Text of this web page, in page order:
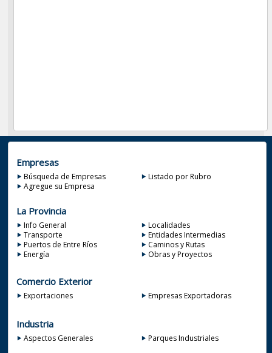
Empresas
Búsqueda de Empresas
Listado por Rubro
Agregue su Empresa
La Provincia
Info General
Localidades
Transporte
Entidades Intermedias
Puertos de Entre Ríos
Caminos y Rutas
Energía
Obras y Proyectos
Comercio Exterior
Exportaciones Empresas Exportadoras
Industria
Aspectos Generales Parques Industriales